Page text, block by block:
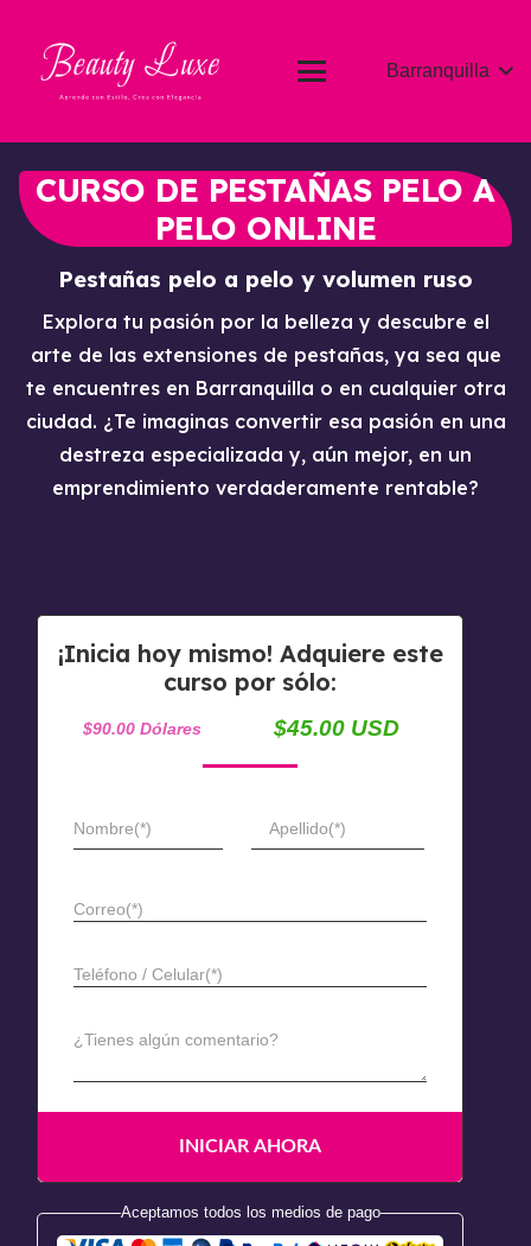
Barranquilla
CURSO DE PESTAÑAS PELO A
PELO ONLINE
Pestañas pelo a pelo y volumen ruso
Explora tu pasión por la belleza y descubre el
arte de las extensiones de pestañas, ya sea que
te encuentres en Barranquilla o en cualquier otra
ciudad. ¿Te imaginas convertir esa pasión en una
destreza especializada y, aún mejor, en un
emprendimiento verdaderamente rentable?
¡Inicia hoy mismo! Adquiere este
curso por sólo:
$90.00 Dólares $45.00 USD
Nombre(*) Apellido(*)
Correo(*)
Teléfono / Celular(*)
¿Tienes algún comentario?
Aceptamos todos los medios de pago